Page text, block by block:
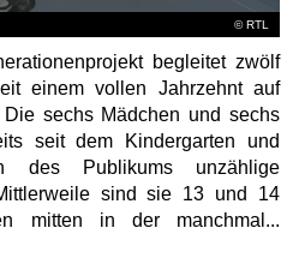
©RTL
begleitet zwölf
einem vollen Jahrzehnt auf
sechs Mädchen und sechs
seit dem Kindergarten und
des Publikums unzählige
sind sie 13 und 14
mitten in der manchmal...